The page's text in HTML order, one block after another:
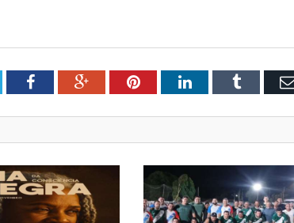
FacebookGoogle+PinterestLinkedInTumblr